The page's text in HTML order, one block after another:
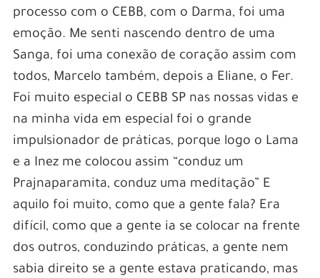
processo com o CEBB, com o Darma, foi uma
emoção. Me senti nascendo dentro de uma
Sanga, foi uma conexão de coração assim com
todos, Marcelo também, depois a Eliane, o Fer.
Foi muito especial o CEBB SP nas nossas vidas e
na minha vida em especial foi o grande
impulsionador de práticas, porque logo o Lama
e a Inez me colocou assim “conduz um
Prajnaparamita, conduz uma meditação” E
aquilo foi muito, como que a gente fala? Era
difícil, como que a gente ia se colocar na frente
dos outros, conduzindo práticas, a gente nem
sabia direito se a gente estava praticando, mas